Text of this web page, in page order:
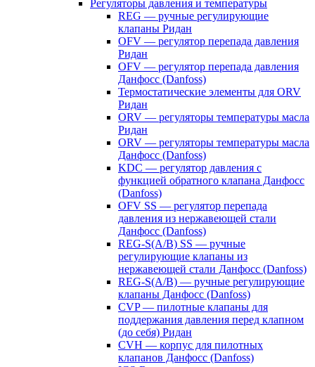
Регуляторы давления и температуры
REG — ручные регулирующие
клапаны Ридан
OFV — регулятор перепада давления
Ридан
OFV — регулятор перепада давления
Данфосс (Danfoss)
Термостатические элементы для ORV
Ридан
ORV — регуляторы температуры масла
Ридан
ORV — регуляторы температуры масла
Данфосс (Danfoss)
KDC — регулятор давления с
функцией обратного клапана Данфосс
(Danfoss)
OFV SS — регулятор перепада
давления из нержавеющей стали
Данфосс (Danfoss)
REG-S(A/B) SS — ручные
регулирующие клапаны из
нержавеющей стали Данфосс (Danfoss)
REG-S(A/B) — ручные регулирующие
клапаны Данфосс (Danfoss)
CVP — пилотные клапаны для
поддержания давления перед клапном
(до себя) Ридан
CVH — корпус для пилотных
клапанов Данфосс (Danfoss)